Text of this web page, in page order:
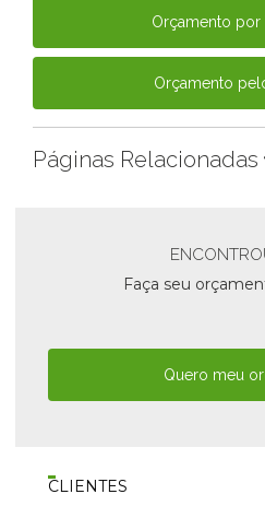
Orçamento por
Orçamento
Páginas Relacionadas
Faça seu
Quero meu
CLIENTES